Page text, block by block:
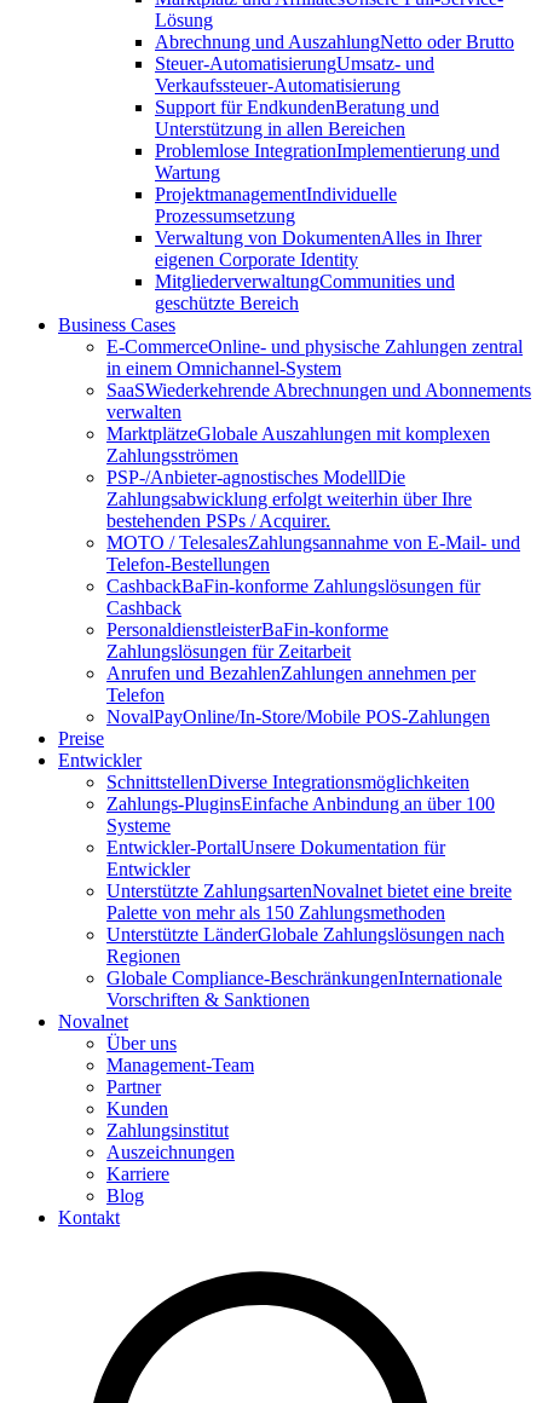
Lösung
Abrechnung und AuszahlungNetto oder Brutto
Steuer-AutomatisierungUmsatz- und
Verkaufssteuer-Automatisierung
Support für EndkundenBeratung und
Unterstützung in allen Bereichen
Problemlose IntegrationImplementierung und
Wartung
ProjektmanagementIndividuelle
Prozessumsetzung
Verwaltung von DokumentenAlles in Ihrer
eigenen Corporate Identity
MitgliederverwaltungCommunities und
geschützte Bereich
Business Cases
E-CommerceOnline- und physische Zahlungen zentral
in einem Omnichannel-System
SaaSWiederkehrende Abrechnungen und Abonnements
verwalten
MarktplätzeGlobale Auszahlungen mit komplexen
Zahlungsströmen
PSP-/Anbieter‑agnostisches ModellDie
Zahlungsabwicklung erfolgt weiterhin über Ihre
bestehenden PSPs / Acquirer.
MOTO / TelesalesZahlungsannahme von E-Mail- und
Telefon-Bestellungen
CashbackBaFin-konforme Zahlungslösungen für
Cashback
PersonaldienstleisterBaFin-konforme
Zahlungslösungen für Zeitarbeit
Anrufen und BezahlenZahlungen annehmen per
Telefon
NovalPayOnline/In-Store/Mobile POS-Zahlungen
Preise
Entwickler
SchnittstellenDiverse Integrationsmöglichkeiten
Zahlungs-PluginsEinfache Anbindung an über 100
Systeme
Entwickler-PortalUnsere Dokumentation für
Entwickler
Unterstützte ZahlungsartenNovalnet bietet eine breite
Palette von mehr als 150 Zahlungsmethoden
Unterstützte LänderGlobale Zahlungslösungen nach
Regionen
Globale Compliance-BeschränkungenInternationale
Vorschriften & Sanktionen
Novalnet
Über uns
Management-Team
Partner
Kunden
Zahlungsinstitut
Auszeichnungen
Karriere
Blog
Kontakt